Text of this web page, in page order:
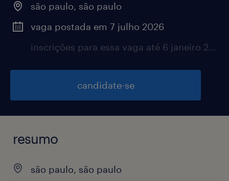
são paulo, são paulo
vaga postada em 7 julho 2026
inscrições para essa vaga até 6 janeiro 2027
candidate-se
resumo
são paulo, são paulo